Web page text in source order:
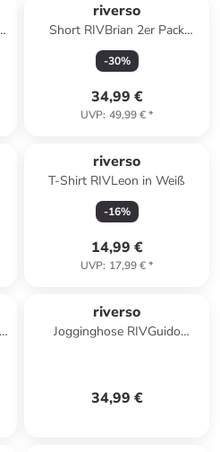
riverso
Short RIVBrian 2er Pack
regular/straight in Schwarz
-30%
34,99 €
UVP: 49,99 €*
riverso
T-Shirt RIVLeon in Weiß
-16%
14,99 €
UVP: 17,99 €*
riverso
Jogginghose RIVGuido
34,99 €